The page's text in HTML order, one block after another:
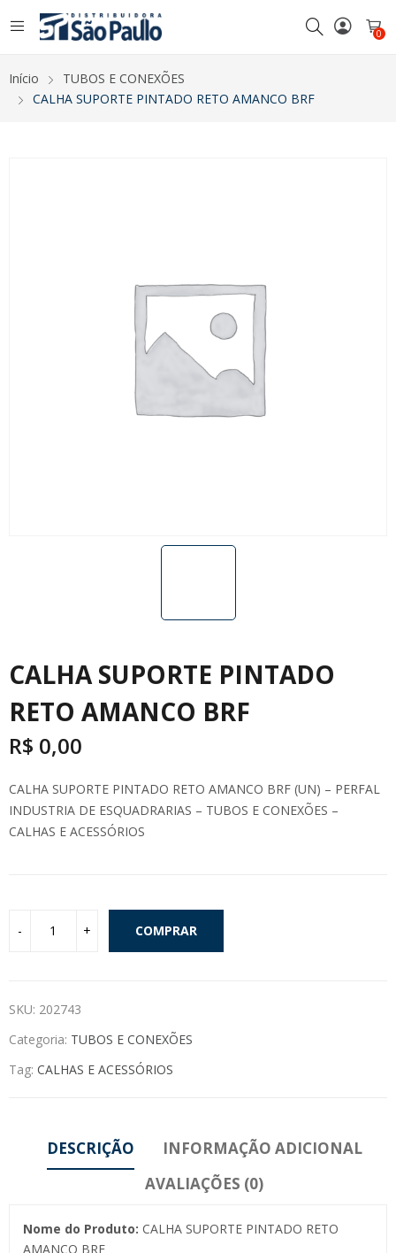
0
Início
TUBOS E CONEXÕES
CALHA SUPORTE PINTADO RETO AMANCO BRF
CALHA SUPORTE PINTADO
RETO AMANCO BRF
R$ 0,00
CALHA SUPORTE PINTADO RETO AMANCO BRF (UN) – PERFAL
INDUSTRIA DE ESQUADRARIAS – TUBOS E CONEXÕES –
CALHAS E ACESSÓRIOS
COMPRAR
SKU: 202743
Categoria: TUBOS E CONEXÕES
Tag: CALHAS E ACESSÓRIOS
DESCRIÇÃO
INFORMAÇÃO ADICIONAL
AVALIAÇÕES (0)
Nome do Produto: CALHA SUPORTE PINTADO RETO
AMANCO BRF